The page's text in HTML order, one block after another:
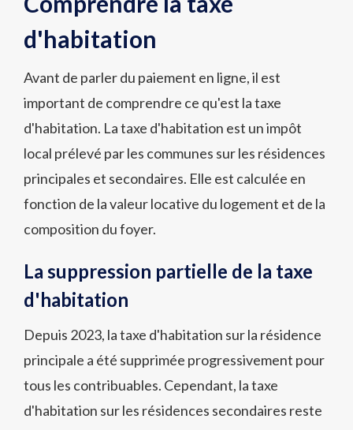
d'habitation
Avant de parler du paiement en ligne, il est
important de comprendre ce qu'est la taxe
d'habitation. La taxe d'habitation est un impôt
local prélevé par les communes sur les résidences
principales et secondaires. Elle est calculée en
fonction de la valeur locative du logement et de la
composition du foyer.
La suppression partielle de la taxe
d'habitation
Depuis 2023, la taxe d'habitation sur la résidence
principale a été supprimée progressivement pour
tous les contribuables. Cependant, la taxe
d'habitation sur les résidences secondaires reste